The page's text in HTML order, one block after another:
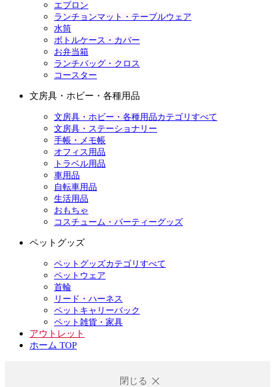
エプロン
ランチョンマット・テーブルウェア
水筒
ボトルケース・カバー
お弁当箱
ランチバッグ・クロス
コースター
文房具・ホビー・各種用品
文房具・ホビー・各種用品カテゴリすべて
文房具・ステーショナリー
手帳・メモ帳
オフィス用品
トラベル用品
車用品
自転車用品
生活用品
おもちゃ
コスチューム・パーティーグッズ
ペットグッズ
ペットグッズカテゴリすべて
ペットウェア
首輪
リード・ハーネス
ペットキャリーバック
ペット雑貨・家具
アウトレット
ホーム TOP
閉じる